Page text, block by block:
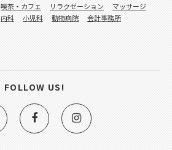
喫茶・カフェ リラクゼーション
マッサージ
内科 小児科 動物病院
会計事務所
FOLLOW US!